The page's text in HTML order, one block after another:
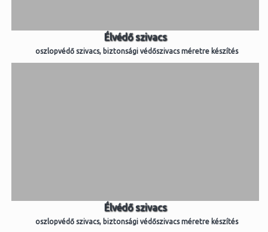
Élvédő szivacs
oszlopvédő szivacs, biztonsági védőszivacs méretre készítés
Élvédő szivacs
oszlopvédő szivacs, biztonsági védőszivacs méretre készítés